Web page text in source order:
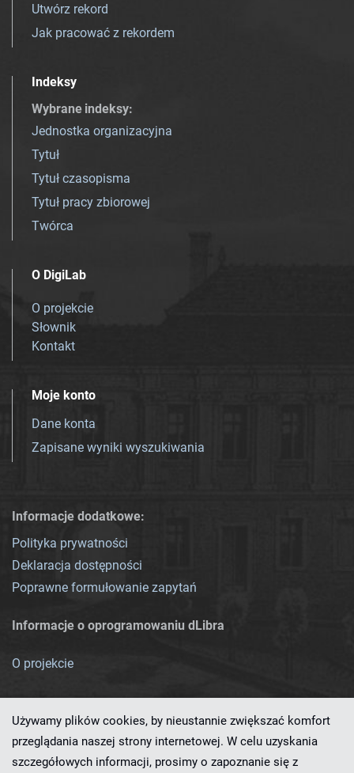
Utwórz rekord
Jak pracować z rekordem
Indeksy
Wybrane indeksy:
Jednostka organizacyjna
Tytuł
Tytuł czasopisma
Tytuł pracy zbiorowej
Twórca
O DigiLab
O projekcie
Słownik
Kontakt
Moje konto
Dane konta
Zapisane wyniki wyszukiwania
Informacje dodatkowe:
Polityka prywatności
Deklaracja dostępności
Poprawne formułowanie zapytań
Informacje o oprogramowaniu dLibra
O projekcie
Używamy plików cookies, by nieustannie zwiększać komfort
przeglądania naszej strony internetowej. W celu uzyskania
szczegółowych informacji, prosimy o zapoznanie się z